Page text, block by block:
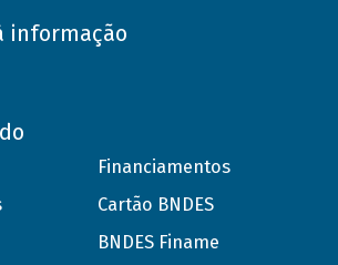
informação
Financiamentos
Cartão BNDES
BNDES Finame